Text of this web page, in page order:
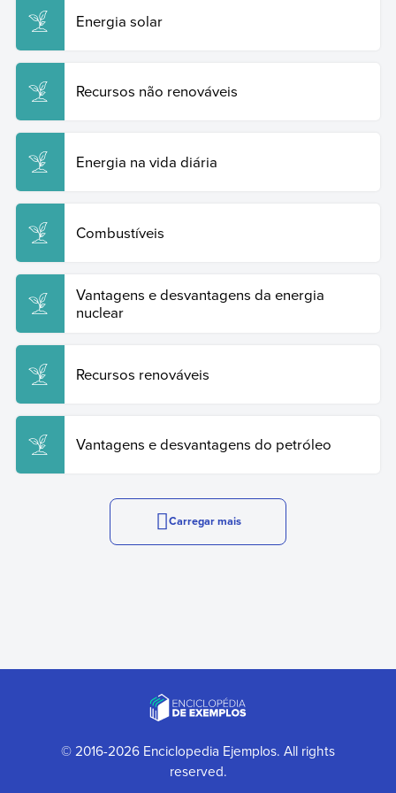
Energia solar
Recursos não renováveis
Energia na vida diária
Combustíveis
Vantagens e desvantagens da energia
nuclear
Recursos renováveis
Vantagens e desvantagens do petróleo
Carregar mais
© 2016-2026 Enciclopedia Ejemplos. All rights
reserved.